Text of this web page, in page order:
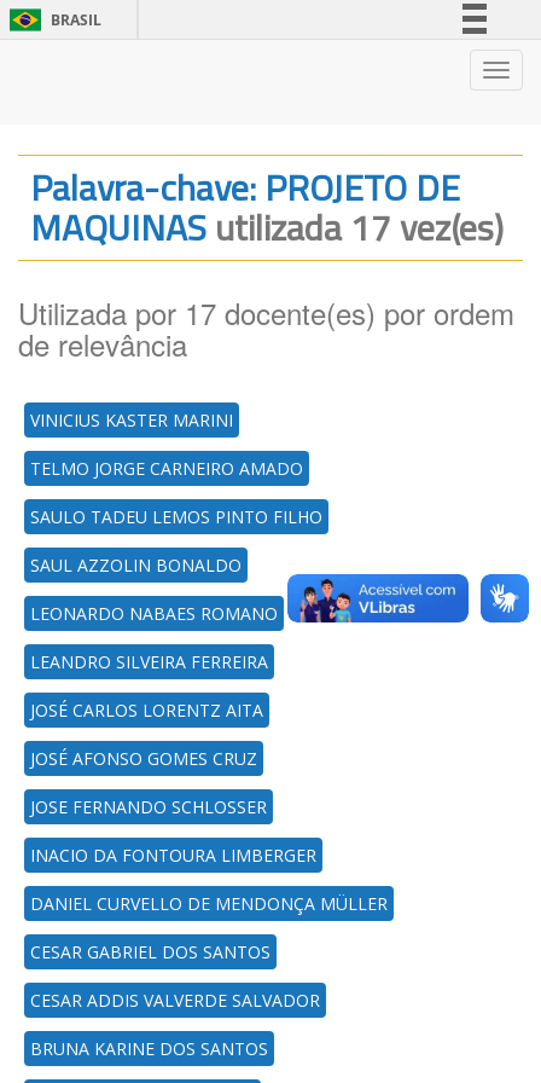
BRASIL
Legislação
Canais
Palavra-chave: PROJETO DE
MAQUINASutilizada 17 vez(es)
Utilizada por 17 docente(es) por ordem
de relevância
VINICIUS KASTER MARINI
TELMO JORGE CARNEIRO AMADO
SAULO TADEU LEMOS PINTO FILHO
SAUL AZZOLIN BONALDO
LEONARDO NABAES ROMANO
LEANDRO SILVEIRA FERREIRA
JOSÉ CARLOS LORENTZ AITA
JOSÉ AFONSO GOMES CRUZ
JOSE FERNANDO SCHLOSSER
INACIO DA FONTOURA LIMBERGER
DANIEL CURVELLO DE MENDONÇA MÜLLER
CESAR GABRIEL DOS SANTOS
CESAR ADDIS VALVERDE SALVADOR
BRUNA KARINE DOS SANTOS